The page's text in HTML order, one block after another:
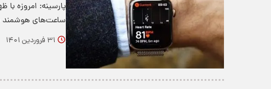
پارسینه: امروزه
ساعت‌های
۳۱ فروردین ۱۴۰۱